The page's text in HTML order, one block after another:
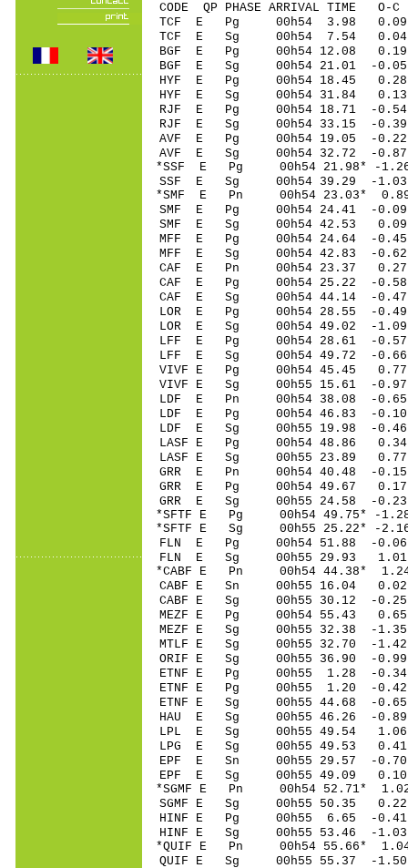
CODE QP PHASE ARRIVAL
TCF E Pg 00h54
TCF E Sg 00h54 7.54
BGF E Pg 00h54
BGF E Sg 00h54 21.01
HYF E Pg 00h54
HYF E Sg 00h54 31.84
RJF E Pg 00h54
RJF E Sg 00h54 33.15 -
AVF E Pg 00h54
AVF E Sg 00h54 32.72 -
*SSF E Pg 00h54
SSF E Sg 00h54 39.29 -
*SMF E Pn 00h54
SMF E Pg 00h54
SMF E Sg 00h54 42.53
MFF E Pg 00h54
MFF E Sg 00h54 42.83 -
CAF E Pn 00h54
CAF E Pg 00h54
CAF E Sg 00h54 44.14 -
LOR E Pg 00h54
LOR E Sg 00h54 49.02 -
LFF E Pg 00h54
LFF E Sg 00h54 49.72 -
VIVF E Pg 00h54
VIVF E Sg 00h55 15.61 -
LDF E Pn 00h54
LDF E Pg 00h54
LDF E Sg 00h55 19.98 -
LASF E Pg 00h54
LASF E Sg 00h55 23.89
GRR E Pn 00h54
GRR E Pg 00h54
GRR E Sg 00h55 24.58 -
*SFTF E Pg 00h54
*SFTF E Sg 00h55
FLN E Pg 00h54
FLN E Sg 00h55 29.93
*CABF E Pn 00h54
CABF E Sn 00h55
CABF E Sg 00h55 30.12
MEZF E Pg 00h54
MEZF E Sg 00h55 32.38
MTLF E Sg 00h55 32.70
ORIF E Sg 00h55 36.90
ETNF E Pg 00h55
ETNF E Pg 00h55
ETNF E Sg 00h55 44.68
HAU E Sg 00h55 46.26
LPL E Sg 00h55 49.54
LPG E Sg 00h55 49.53
EPF E Sn 00h55
EPF E Sg 00h55 49.09
*SGMF E Pn 00h54
SGMF E Sg 00h55 50.35
HINF E Pg 00h55
HINF E Sg 00h55 53.46
*QUIF E Pn 00h54
QUIF E Sg 00h55 55.37